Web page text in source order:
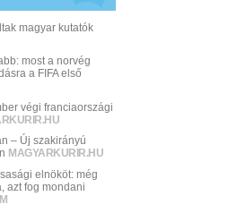
magyar kutatók
most a norvég
a FIFA első
végi franciaországi
– Új szakirányú
MAGYARKURIR.HU
elnököt: még
azt fog mondani